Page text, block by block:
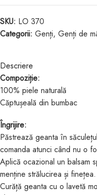
SKU: LO 370
Categorii: Genți, Genți de
Descriere
Compoziție:
100% piele naturală
Căptușeală din bumbac
Îngrijire:
Păstrează geanta în
comanda atunci când nu o
Aplică ocazional un balsam
menține strălucirea și finețea.
Curăță geanta cu o lavetă